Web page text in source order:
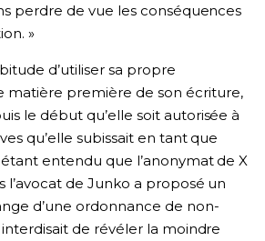
perdre de vue les conséquences
»
d’utiliser sa propre
matière première de son écriture,
le début qu’elle soit autorisée à
qu’elle subissait en tant que
entendu que l’anonymat de X
l’avocat de Junko a proposé un
d’une ordonnance de non-
de révéler la moindre